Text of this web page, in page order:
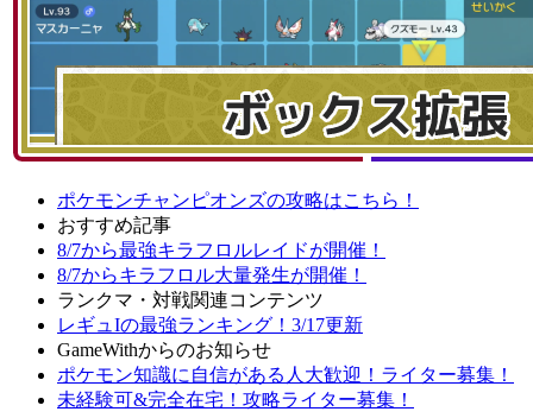
ポケモンチャンピオンズの攻略はこちら！
おすすめ記事
8/7から最強キラフロルレイドが開催！
8/7からキラフロル大量発生が開催！
ランクマ・対戦関連コンテンツ
レギュIの最強ランキング！3/17更新
GameWithからのお知らせ
ポケモン知識に自信がある人大歓迎！ライター募集！
未経験可&完全在宅！攻略ライター募集！